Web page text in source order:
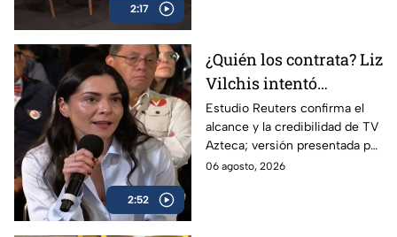
2:17
2:52
¿Quién los contrata? Liz
Vilchis intentó
desvirtuar estudio de
Reuters sobre la
credibilidad de TV
Azteca
Estudio Reuters confirma el
alcance y la credibilidad de TV
Azteca; versión presentada por
Liz Vilchis fue cuestionada al
06 agosto, 2026